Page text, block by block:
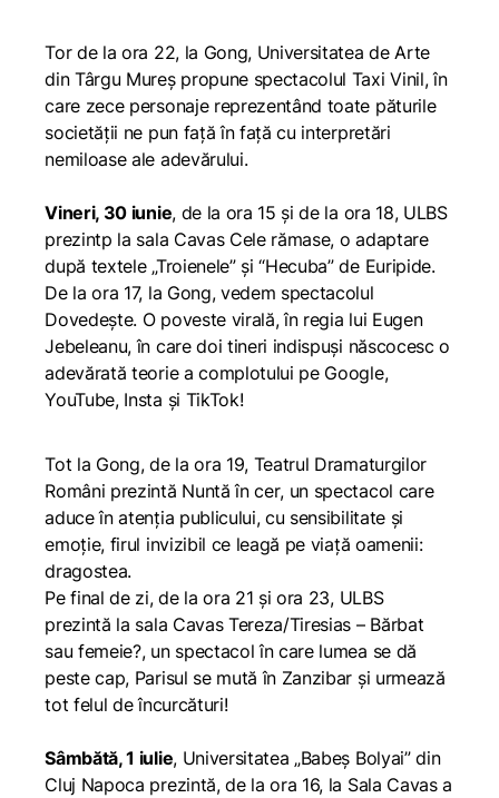
Tor de la ora 22, la Gong, Universitatea de Arte
din Târgu Mureș propune spectacolul Taxi Vinil,în
care zece personaje reprezentând toate păturile
societății ne pun față în față cu interpretări
nemiloase ale adevărului.
Vineri, 30 iunie, de la ora 15 și de la ora 18, ULBS
prezintp la sala Cavas Cele rămase, o adaptare
după textele „Troienele” și “Hecuba” de Euripide.
De la ora 17, la Gong, vedem spectacolul
Dovedește. O poveste virală, în regia lui Eugen
Jebeleanu, în care doi tineri indispuși născocesc o
adevărată teorie a complotului pe Google,
YouTube, Insta și TikTok!
Tot la Gong, de la ora 19, Teatrul Dramaturgilor
Români prezintă Nuntă în cer, un spectacol care
aduce în atenția publicului, cu sensibilitate și
emoție, firul invizibil ce leagă pe viață oamenii:
dragostea.
Pe final de zi, de la ora 21 și ora 23, ULBS
prezintă la sala Cavas Tereza/Tiresias – Bărbat
sau femeie?, un spectacol în care lumea se dă
peste cap, Parisul se mută în Zanzibar și urmează
tot felul de încurcături!
Sâmbătă, 1 iulie, Universitatea „Babeș Bolyai” din
Cluj Napoca prezintă, de la ora 16, la Sala Cavas a